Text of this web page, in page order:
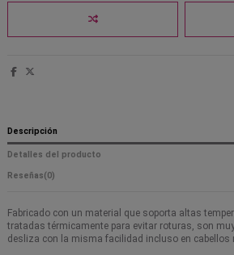
Descripción
Detalles del producto
Reseñas(0)
Fabricado con un material que soporta altas
tratadas térmicamente para evitar roturas, son
desliza con la misma facilidad incluso en cabellos